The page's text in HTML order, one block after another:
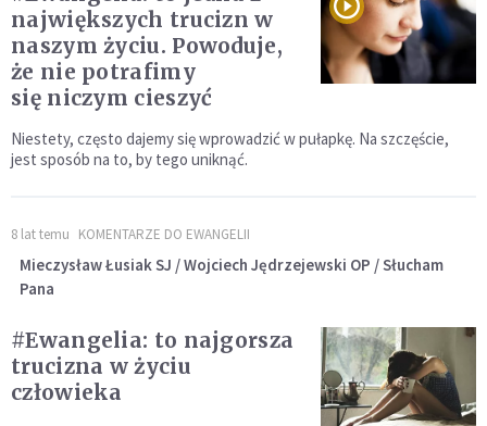
największych trucizn w
naszym życiu. Powoduje,
że nie potrafimy
się niczym cieszyć
Niestety, często dajemy się wprowadzić w pułapkę. Na szczęście,
jest sposób na to, by tego uniknąć.
8 lat temu KOMENTARZE DO EWANGELII
Mieczysław Łusiak SJ / Wojciech Jędrzejewski OP / Słucham
Pana
#Ewangelia: to najgorsza
trucizna w życiu
człowieka